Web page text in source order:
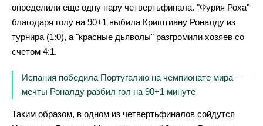
определили еще одну пару четвертьфинала. "Фурия Роха"
благодаря голу на 90+1 выбила Криштиану Роналду из
турнира (1:0), а "красные дьяволы" разгромили хозяев со
счетом 4:1.
Испания победила Португалию на чемпионате мира –
мечты Роналду разбил гол на 90+1 минуте
Таким образом, в одном из четвертьфиналов сойдутся